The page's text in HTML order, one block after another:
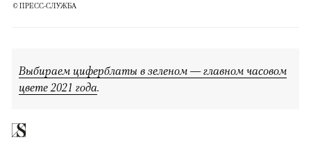
© ПРЕСС-СЛУЖБА
Выбираем циферблаты в зеленом — главном часовом
цвете 2021 года.